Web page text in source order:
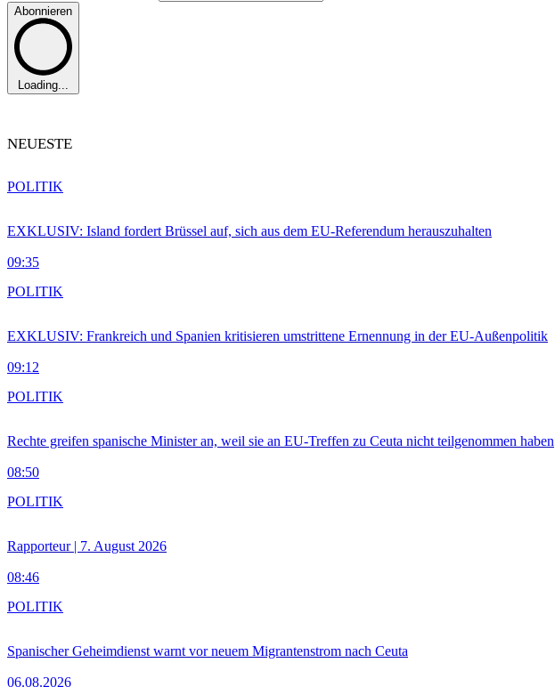
Abonnieren
Loading...
NEUESTE
EXKLUSIV: Island fordert Brüssel auf, sich aus dem EU-Referendum herauszuhalten
09:35
POLITIK
EXKLUSIV: Frankreich und Spanien kritisieren umstrittene Ernennung in der EU-Außenpolitik
09:12
POLITIK
Rechte greifen spanische Minister an, weil sie an EU-Treffen zu Ceuta nicht teilgenommen haben
08:50
POLITIK
Rapporteur | 7. August 2026
08:46
POLITIK
Spanischer Geheimdienst warnt vor neuem Migrantenstrom nach Ceuta
06.08.2026
POLITIK